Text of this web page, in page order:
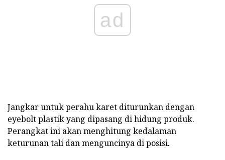
ad
Jangkar untuk perahu karet diturunkan dengan
eyebolt plastik yang dipasang di hidung produk.
Perangkat ini akan menghitung kedalaman
keturunan tali dan menguncinya di posisi.